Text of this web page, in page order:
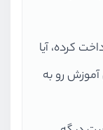
کرده، آیا
آموزش رو به